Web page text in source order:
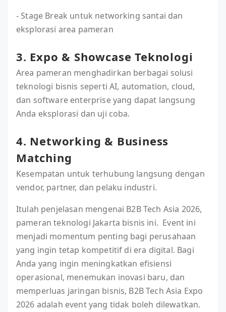
- Stage Break untuk networking santai dan
eksplorasi area pameran
3. Expo & Showcase Teknologi
Area pameran menghadirkan berbagai solusi
teknologi bisnis seperti AI, automation, cloud,
dan software enterprise yang dapat langsung
Anda eksplorasi dan uji coba.
4. Networking & Business
Matching
Kesempatan untuk terhubung langsung dengan
vendor, partner, dan pelaku industri.
Itulah penjelasan mengenai B2B Tech Asia 2026,
pameran teknologi Jakarta bisnis ini. Event ini
menjadi momentum penting bagi perusahaan
yang ingin tetap kompetitif di era digital. Bagi
Anda yang ingin meningkatkan efisiensi
operasional, menemukan inovasi baru, dan
memperluas jaringan bisnis, B2B Tech Asia Expo
2026 adalah event yang tidak boleh dilewatkan.